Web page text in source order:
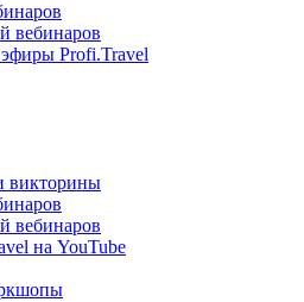
вебинаров
Profi.Travel
викторины
вебинаров
на YouTube